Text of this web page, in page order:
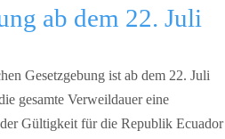
ab dem 22. Juli
Gesetzgebung ist ab dem 22. Juli
gesamte Verweildauer eine
Gültigkeit für die Republik Ecuador